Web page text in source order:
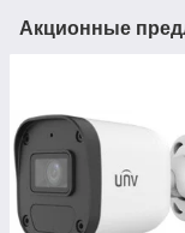
Акционные